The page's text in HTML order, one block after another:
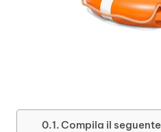
Compila il